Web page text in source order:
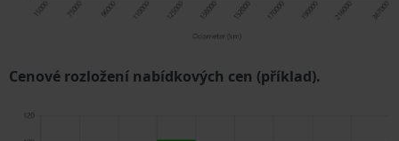
Cenové rozložení nabídkových cen (příklad).